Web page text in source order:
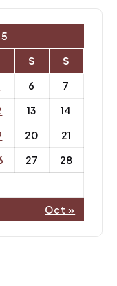
S
S
6
7
13
14
20
21
27
28
Oct »